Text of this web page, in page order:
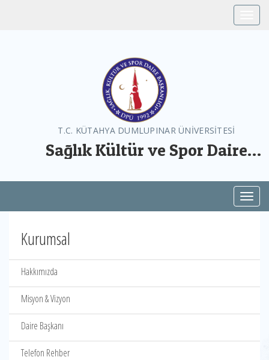
T.C. KÜTAHYA DUMLUPINAR ÜNİVERSİTESİ
Sağlık Kültür ve Spor Daire
Kurumsal
Hakkımızda
Misyon & Vizyon
Daire Başkanı
Telefon Rehber